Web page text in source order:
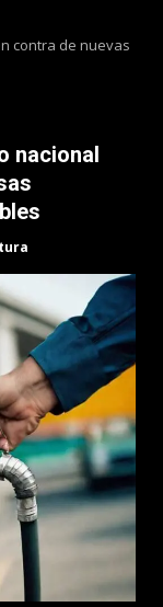
contra de nuevas
nacional